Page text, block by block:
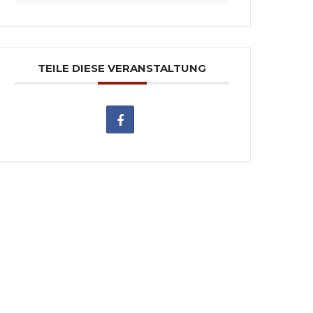
TEILE DIESE VERANSTALTUNG